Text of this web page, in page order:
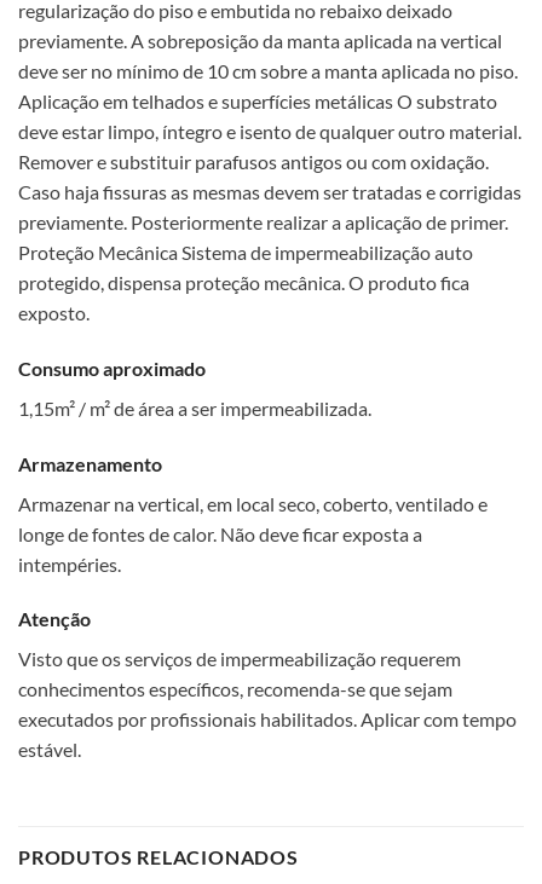
regularização do piso e embutida no rebaixo deixado
previamente. A sobreposição da manta aplicada na vertical
deve ser no mínimo de 10 cm sobre a manta aplicada no piso.
Aplicação em telhados e superfícies metálicas O substrato
deve estar limpo, íntegro e isento de qualquer outro material.
Remover e substituir parafusos antigos ou com oxidação.
Caso haja fissuras as mesmas devem ser tratadas e corrigidas
previamente. Posteriormente realizar a aplicação de primer.
Proteção Mecânica Sistema de impermeabilização auto
protegido, dispensa proteção mecânica. O produto fica
exposto.
Consumo aproximado
1,15m² / m² de área a ser impermeabilizada.
Armazenamento
Armazenar na vertical, em local seco, coberto, ventilado e
longe de fontes de calor. Não deve ficar exposta a
intempéries.
Atenção
Visto que os serviços de impermeabilização requerem
conhecimentos específicos, recomenda-se que sejam
executados por profissionais habilitados. Aplicar com tempo
estável.
PRODUTOS RELACIONADOS